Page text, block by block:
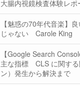
大腸内視鏡検査体験レポ
【魅惑の70年代音楽】
じゃない Carole King
【Google Search
主な指標 CLS に関する
ン）発生から解決まで